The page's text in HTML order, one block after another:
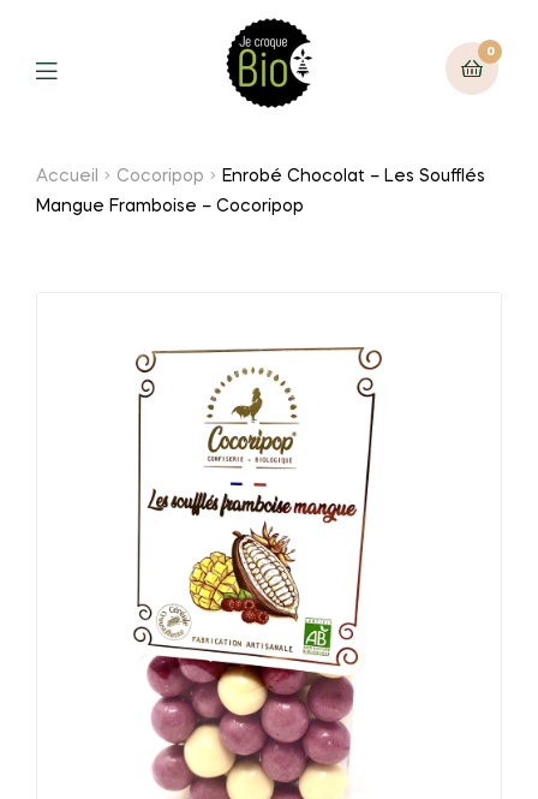
0
Accueil Cocoripop
Enrobé Chocolat – Les Soufflés
Mangue Framboise – Cocoripop